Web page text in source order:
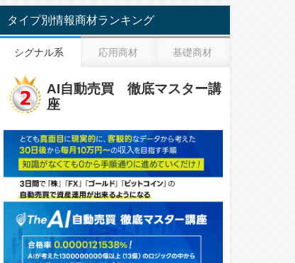
タイプ別情報商材ランキング
シグナル系 応用商材 基礎商材
AI自動売買 徹底マスター講
座